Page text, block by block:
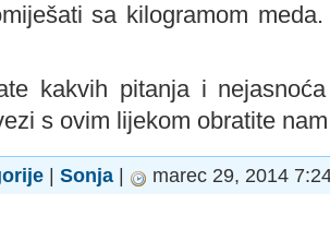
sa kilogramom
kakvih pitanja i
s ovim lijekom obratite
Sonja marec 29, 2014